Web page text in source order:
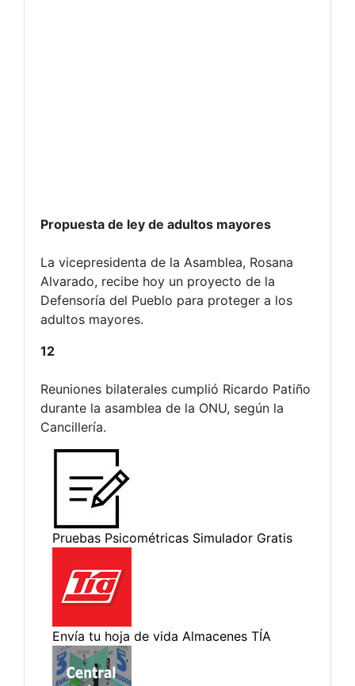
Propuesta de ley de adultos mayores
La vicepresidenta de la Asamblea, Rosana
Alvarado, recibe hoy un proyecto de la
Defensoría del Pueblo para proteger a los
adultos mayores.
12
Reuniones bilaterales cumplió Ricardo Patiño
durante la asamblea de la ONU, según la
Cancillería.